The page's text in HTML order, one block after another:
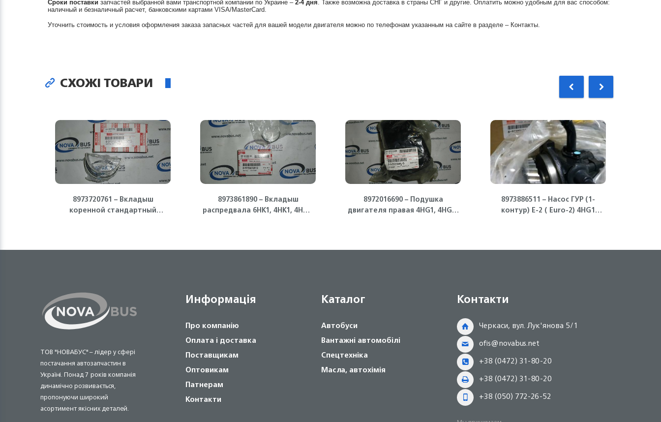
Сроки поставки запчастей выбранной вами транспортной компании по Украине – 2-4 дня. Также возможна доставка в страны СНГ и другие. Оплатить можно удобным для вас способом:
наличный и безналичный расчет, банковскими картами VISA/MasterCard.
Уточнить стоимость и условия оформления заказа запасных частей для вашей модели двигателя можно по телефонам указанным на сайте в разделе – Контакты.
СХОЖІ ТОВАРИ
8973720761 – Вкладыш
коренной стандартный
8973861890 – Вкладыш
распредвала 6HK1, 4HK1, 4HG1,
8972016690 – Подушка
двигателя правая 4HG1, 4HG1-
8973886511 – Насос ГУР (1-
контур) Е-2 ( Euro-2) 4HG1
ТОВ "НОВАБУС" – лідер у сфері
постачання автозапчастин в
Україні. Понад 7 років компанія
динамічно розвивається,
пропонуючи широкий
асортимент якісних деталей.
Информація
Про компанію
Оплата і доставка
Поставщикам
Оптовикам
Патнерам
Контакти
Каталог
Автобуси
Вантажні автомобілі
Спецтехніка
Масла, автохімія
Контакти
Черкаси, вул. Лук'янова 5/1
ofis@novabus.net
+38 (0472) 31-80-20
+38 (0472) 31-80-20
+38 (050) 772-26-52